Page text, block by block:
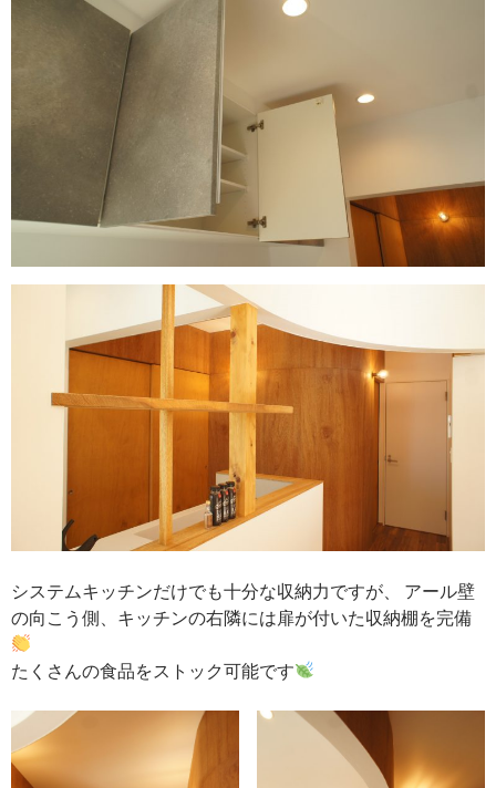
システムキッチンだけでも十分な収納力ですが、 アール壁
の向こう側、キッチンの右隣には扉が付いた収納棚を完備
たくさんの食品をストック可能です